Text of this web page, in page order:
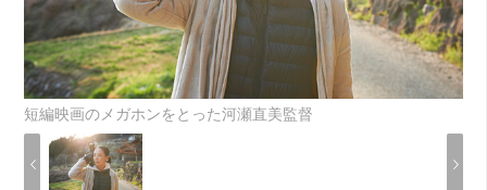
短編映画のメガホンをとった河瀬直美監督